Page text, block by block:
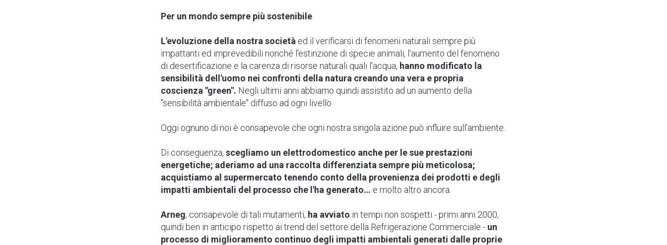
Per un mondo sempre più sostenibile
L'evoluzione della nostra società ed il verificarsi di fenomeni naturali sempre più
impattanti ed imprevedibili nonché l'estinzione di specie animali, l'aumento del fenomeno
di desertificazione e la carenza di risorse naturali quali l'acqua, hanno modificato la
sensibilità dell'uomo nei confronti della natura creando una vera e propria
coscienza "green". Negli ultimi anni abbiamo quindi assistito ad un aumento della
"sensibilità ambientale" diffuso ad ogni livello.
Oggi ognuno di noi è consapevole che ogni nostra singola azione può influire sull'ambiente.
Di conseguenza, scegliamo un elettrodomestico anche per le sue prestazioni
energetiche; aderiamo ad una raccolta differenziata sempre più meticolosa;
acquistiamo al supermercato tenendo conto della provenienza dei prodotti e degli
impatti ambientali del processo che l'ha generato… e molto altro ancora.
Arneg, consapevole di tali mutamenti, ha avviato in tempi non sospetti - primi anni 2000,
quindi ben in anticipo rispetto ai trend del settore della Refrigerazione Commerciale - un
processo di miglioramento continuo degli impatti ambientali generati dalle proprie